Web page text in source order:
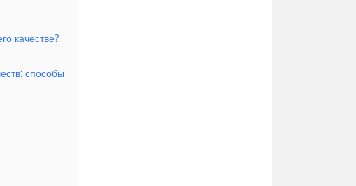
качестве?
способы